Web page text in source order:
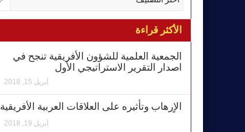
الأكثر قراءة
الجمعية العلمية للشؤون الأفريقية تنجح في
اصدار التقرير الاستراتيجي الأول
أبريل 15, 2018
الاٍرهاب وتأثيره على العلاقات العربية الأفريقية
أبريل 19, 2018